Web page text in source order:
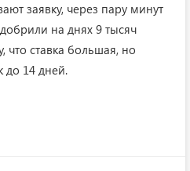
заявку, через пару минут
на днях 9 тысяч
что ставка большая, но
до 14 дней.